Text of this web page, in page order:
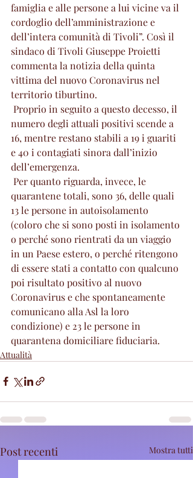
famiglia e alle persone a lui vicine va il
cordoglio dell’amministrazione e
dell’intera comunità di Tivoli”. Così il
sindaco di Tivoli Giuseppe Proietti
commenta la notizia della quinta
vittima del nuovo Coronavirus nel
territorio tiburtino.
Proprio in seguito a questo decesso, il
numero degli attuali positivi scende a
16, mentre restano stabili a 19 i guariti
e 40 i contagiati sinora dall’inizio
dell’emergenza.
Per quanto riguarda, invece, le
quarantene totali, sono 36, delle quali
13 le persone in autoisolamento
(coloro che si sono posti in isolamento
o perché sono rientrati da un viaggio
in un Paese estero, o perché ritengono
di essere stati a contatto con qualcuno
poi risultato positivo al nuovo
Coronavirus e che spontaneamente
comunicano alla Asl la loro
condizione) e 23 le persone in
quarantena domiciliare fiduciaria.
Attualità
Post recenti Mostra tutti